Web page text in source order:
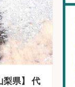
梨県】 代